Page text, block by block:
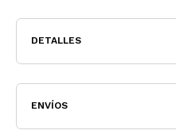
DETALLES
ENVÍOS